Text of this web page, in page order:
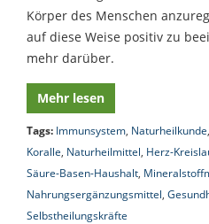
Körper des Menschen
auf diese Weise positiv zu
mehr darüber.
Mehr lesen
Tags: Immunsystem, Naturheilkunde,
Koralle, Naturheilmittel, Herz-
Säure-Basen-Haushalt,
Nahrungsergänzungsmittel,
Selbstheilungskräfte